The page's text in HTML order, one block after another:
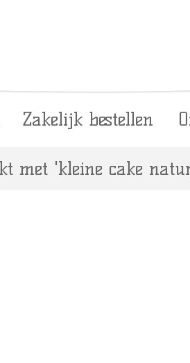
Zakelijk bestellen
met 'kleine cake